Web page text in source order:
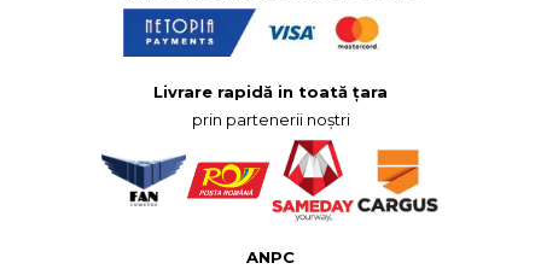
Livrare rapidă in toată țara
prin partenerii noștri
ANPC